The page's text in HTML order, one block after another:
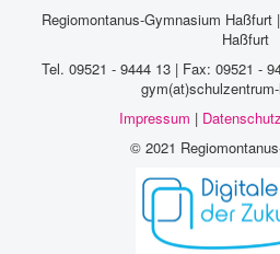
Regiomontanus-Gymnasium
Haßfurt
Tel. 09521 - 9444 13 | Fax: 09521 -
Impressum | Datenschutz
© 2021